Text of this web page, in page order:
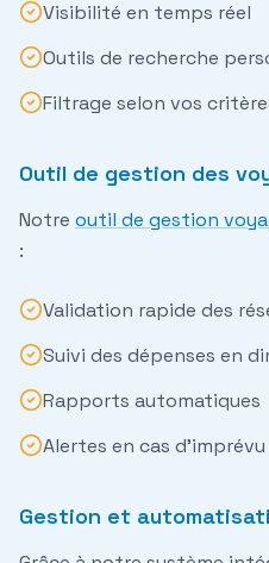
Visibilité en temps réel
Outils de recherche
Filtrage selon vos
Outil de gestion des
Notre outil de gestion
:
Validation rapide des
Suivi des dépenses en
Rapports automatiques
Alertes en cas d’imprévu
Gestion et